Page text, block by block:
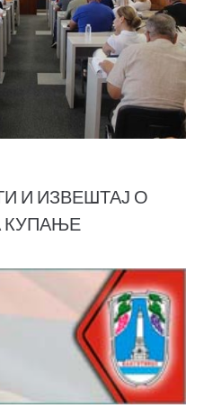
И ИЗВЕШТАЈ О
КУПАЊЕ